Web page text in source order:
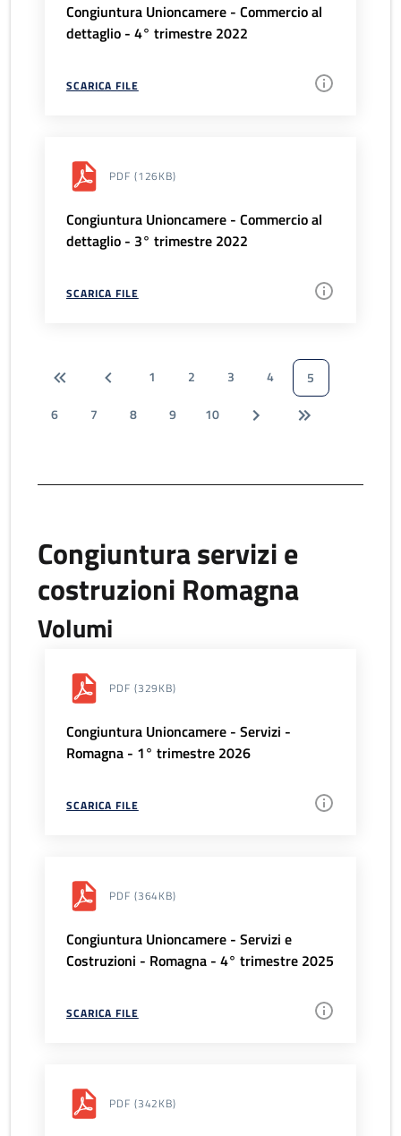
Congiuntura Unioncamere - Commercio al
dettaglio - 4° trimestre 2022
SCARICA FILE
PDF (126KB)
Congiuntura Unioncamere - Commercio al
dettaglio - 3° trimestre 2022
SCARICA FILE
1 2 3 4
5
6
7 8 9 10
Congiuntura servizi e
costruzioni Romagna
Volumi
PDF (329KB)
Congiuntura Unioncamere - Servizi -
Romagna - 1° trimestre 2026
SCARICA FILE
PDF (364KB)
Congiuntura Unioncamere - Servizi e
Costruzioni - Romagna - 4° trimestre 2025
SCARICA FILE
PDF (342KB)